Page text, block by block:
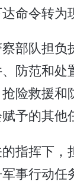
命令转为
部队担负
防范和处
险救援和
予的其他
指挥下，
事行动任